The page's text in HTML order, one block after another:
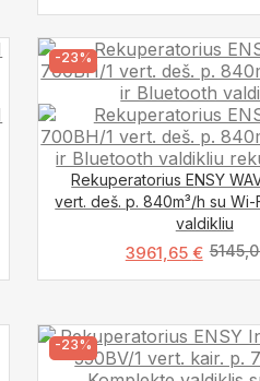
-23%
Rekuperatorius ENSY
vert. deš. p. 840m³/h su Wi-
valdikliu
3961,65 €
-23%